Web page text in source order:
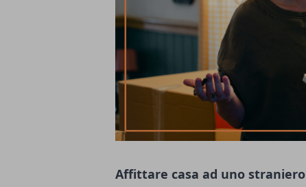
Affittare casa ad uno straniero